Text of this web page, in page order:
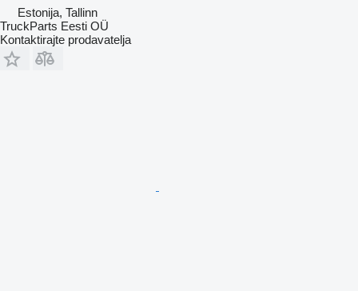
Estonija, Tallinn
TruckParts Eesti OÜ
Kontaktirajte prodavatelja